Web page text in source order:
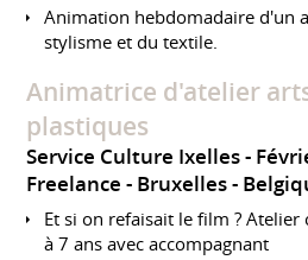
Animation hebdomadaire d'un
stylisme et du textile.
Animatrice d'atelier
plastiques
Service Culture Ixelles
Freelance
Bruxelles
Et si on refaisait le film ?
à 7 ans avec accompagnant